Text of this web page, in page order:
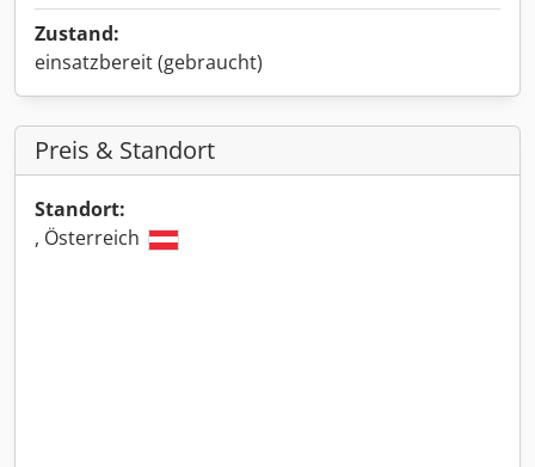
Zustand:
einsatzbereit (gebraucht)
Preis & Standort
Standort:
, Österreich